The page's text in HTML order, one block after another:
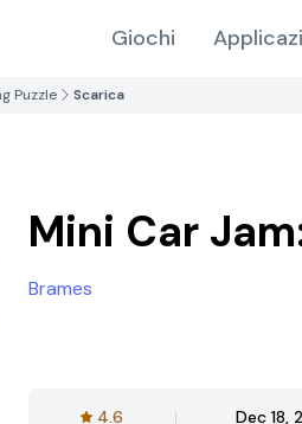
Giochi
Puzzle Scarica
Mini Car
Brames
4.6 Dec 18,